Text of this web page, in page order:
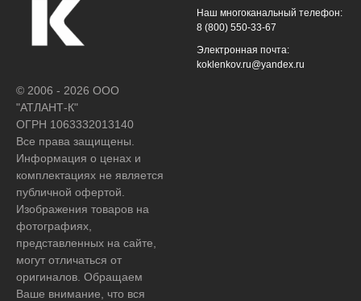
© 2006 - 2026 ООО
"АТЛАНТ-К"
ОГРН 1063332013140
Все права защищены.
Информация о ценах и
комплектациях не является
публичной офертой.
Изображения товаров на
фотографиях,
представленных на сайте,
могут отличаться от
оригиналов. Обращаем
Ваше внимание, что вся
Наш многоканальный телефон:
8 (800) 550-33-67
Электронная почта:
koklenkov.ru@yandex.ru